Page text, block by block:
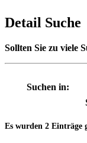
Detail Suche
Sollten Sie zu viele
Suchen in:
Es wurden 2 Einträge